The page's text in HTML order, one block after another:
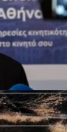
και τη
«Η καλύτερη